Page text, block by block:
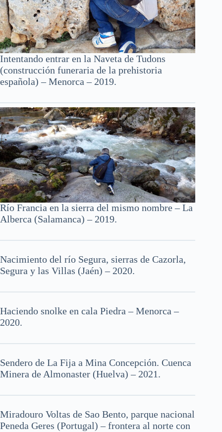
Intentando entrar en la Naveta de Tudons
(construcción funeraria de la prehistoria
española) – Menorca – 2019.
Río Francia en la sierra del mismo nombre – La
Alberca (Salamanca) – 2019.
Nacimiento del río Segura, sierras de Cazorla,
Segura y las Villas (Jaén) – 2020.
Haciendo snolke en cala Piedra – Menorca –
2020.
Sendero de La Fija a Mina Concepción. Cuenca
Minera de Almonaster (Huelva) – 2021.
Miradouro Voltas de Sao Bento, parque nacional
Peneda Geres (Portugal) – frontera al norte con